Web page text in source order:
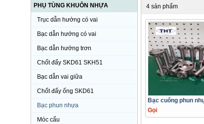
PHỤ TÙNG KHUÔN NHỰA
Trục dẫn hướng có vai
Bạc dẫn hướng có vai
Bạc dẫn hướng trơn
Chốt đẩy SKD61 SKH51
Bạc dẫn vai giữa
Chốt đẩy ống SKD61
Bạc phun nhựa
Móc cẩu
4 sản phẩm
Bạc cuống phun
Gọi